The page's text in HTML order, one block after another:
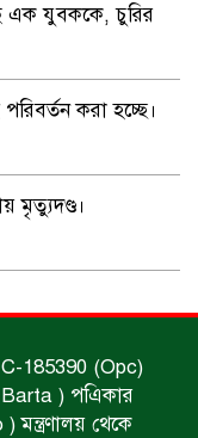
এক যুবককে, চুরির
করা হচ্ছে।
মৃত্যুদণ্ড।
মৃত্যুর ঘটনা।
185390 (Opc)
Barta ) পএিকার
থেকে